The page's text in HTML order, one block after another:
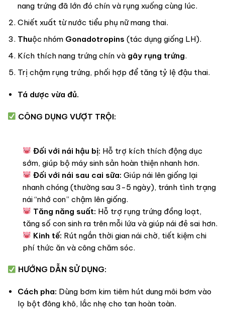
nang trứng đã lớn đó chín và rụng xuống cùng lúc.
Chiết xuất từ nước tiểu phụ nữ mang thai.
Thuộc nhóm Gonadotropins (tác dụng giống LH).
Kích thích nang trứng chín và gây rụng trứng.
Trị chậm rụng trứng, phối hợp để tăng tỷ lệ đậu thai.
Tá dược vừa đủ.
CÔNG DỤNG VƯỢT TRỘI:
Đối với nái hậu bị: Hỗ trợ kích thích động dục
sớm, giúp bộ máy sinh sản hoàn thiện nhanh hơn.
Đối với nái sau cai sữa: Giúp nái lên giống lại
nhanh chóng (thường sau 3-5 ngày), tránh tình trạng
nái “nhớ con” chậm lên giống.
Tăng năng suất: Hỗ trợ rụng trứng đồng loạt,
tăng số con sinh ra trên mỗi lứa và giúp nái đẻ sai hơn.
Kinh tế: Rút ngắn thời gian nái chờ, tiết kiệm chi
phí thức ăn và công chăm sóc.
HƯỚNG DẪN SỬ DỤNG:
Cách pha: Dùng bơm kim tiêm hút dung môi bơm vào
lọ bột đông khô, lắc nhẹ cho tan hoàn toàn.